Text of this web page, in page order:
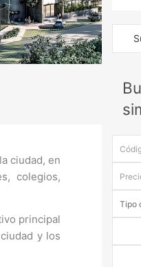
ciudad, en
colegios,
principal
y los